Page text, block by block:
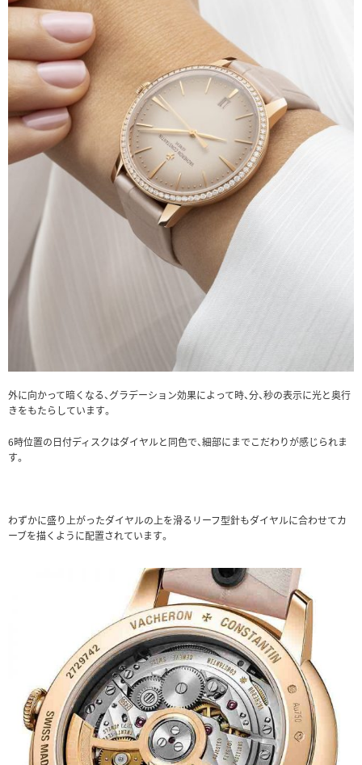
外に向かって暗くなる、グラデーション効果によって時、分、秒の表示に光と奥行
きをもたらしています。
6時位置の日付ディスクはダイヤルと同色で、細部にまでこだわりが感じられま
す。
わずかに盛り上がったダイヤルの上を滑るリーフ型針もダイヤルに合わせてカ
ーブを描くように配置されています。